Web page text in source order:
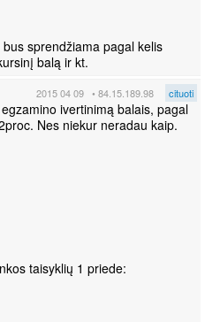
sprendžiama pagal kelis
balą ir kt.
2015 04 09 • 84.15.189.98 cituoti
ivertinimą balais, pagal
Nes niekur neradau kaip.
taisyklių 1 priede: